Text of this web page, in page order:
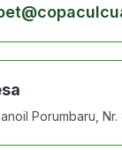
Porumbaru,